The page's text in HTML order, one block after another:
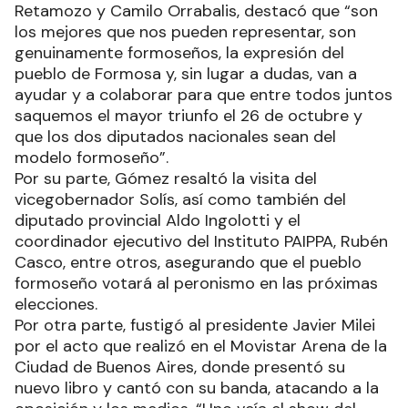
Retamozo y Camilo Orrabalis, destacó que “son
los mejores que nos pueden representar, son
genuinamente formoseños, la expresión del
pueblo de Formosa y, sin lugar a dudas, van a
ayudar y a colaborar para que entre todos juntos
saquemos el mayor triunfo el 26 de octubre y
que los dos diputados nacionales sean del
modelo formoseño”.
Por su parte, Gómez resaltó la visita del
vicegobernador Solís, así como también del
diputado provincial Aldo Ingolotti y el
coordinador ejecutivo del Instituto PAIPPA, Rubén
Casco, entre otros, asegurando que el pueblo
formoseño votará al peronismo en las próximas
elecciones.
Por otra parte, fustigó al presidente Javier Milei
por el acto que realizó en el Movistar Arena de la
Ciudad de Buenos Aires, donde presentó su
nuevo libro y cantó con su banda, atacando a la